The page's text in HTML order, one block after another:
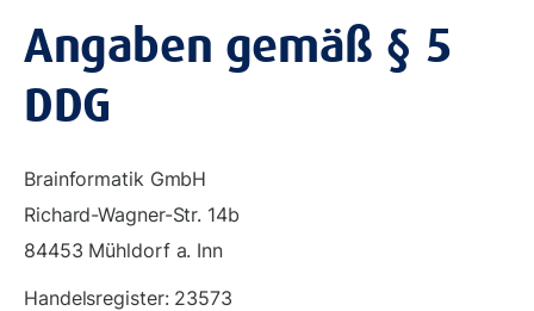
Angaben gemäß § 5
DDG
Brainformatik GmbH
Richard-Wagner-Str. 14b
84453 Mühldorf a. Inn
Handelsregister: 23573